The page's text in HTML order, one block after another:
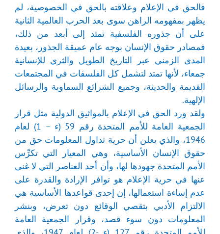
فالحق في الإعلام وعلاقته بالحق في الخصوصية، لم
يظهر بمفهومه الراهن سوى بعد الحرب العالمية الثانية
على أن جذوره الفلسفية تمتد إلى أبعد من ذلك،
فمصادر حقوق الإنسان بوجه عام عميقة الجذور، بعيدة
المدى الزمني عبر التاريخ الطويل والثري للإنسانية
جمعاء، لأنها تمتد لتشمل كل الفلسفات في المجتمعات
القديمة والحديثة، وجميع الشرائع السماوية والرسائل
الإلهية.
ولقد ورد الحق في الإعلام بالمواثيق الدولية مثل قرار
الجمعية العامة للأمم المتحدة رقم 59 (ء – 1) لعام
1946، والذي يعلن أن حرية تداول المعلومات حق من
حقوق الإنسان الأساسية، وهي المعيار التي تكرِّس
الأمم المتحدة جهودها لها، وأن أحد العناصر التي لا غنى
عنها في حرية الإعلام هو توافر الإرادة والقدرة على
عدم إساءة استعمالها، إن إحدى قواعدها الأساسية هي
الالتزام الأدبي بتقصي الوقائع دون تعرض، وبنشر
المعلومات دون سوء قصد، وقرار الجمعية العامة